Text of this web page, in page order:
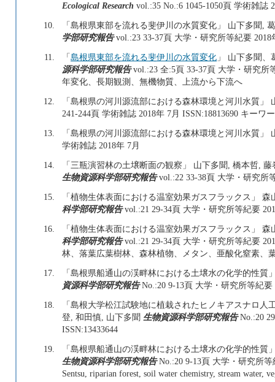
Ecological Research vol.:35 No.:6 1045-1050頁 学術雑誌
10.
「島根県東部を流れる斐伊川の水質変化」 山下多聞,
学部研究報告vol.:23 33-37頁 大学・研究所等紀要 2018
11.
「島根県東部を流れる斐伊川の水質変化 」 山下多聞
源科学部研究報告vol.:23 全:5頁 33-37頁 大学・研究所
年変化、長期観測、無機物質、上流から下流へ
12.
「島根県の河川源流部における森林環境と河川水質」
241-244頁 学術雑誌 2018年 7月 ISSN:18813690 キー
13.
「島根県の河川源流部における森林環境と河川水質」
学術雑誌 2018年 7月
14.
「三瓶演習林の土壌断面の観察」 山下多聞, 橋本哲,
生物資源科学部研究報告vol.:22 33-38頁 大学・研究所
15.
「植物生体表面における温室効果ガスフラックス」
科学部研究報告vol.:21 29-34頁 大学・研究所等紀要
16.
「植物生体表面における温室効果ガスフラックス」
科学部研究報告vol.:21 29-34頁 大学・研究所等紀要
林、落葉広葉樹林、森林植物、メタン、亜酸化窒素、
17.
「島根県船通山の渓畔林における土壌水の化学的性
資源科学部研究報告No.:20 9-13頁 大学・研究所等紀要
18.
「島根大学松江試験地に植栽されたヒノキアスナロ
登, 和田慎, 山下多聞 生物資源科学部研究報告No.:20
ISSN:13433644
19.
「島根県船通山の渓畔林における土壌水の化学的性
生物資源科学部研究報告No.:20 9-13頁 大学・研究所等
Sentsu, riparian forest, soil water chemistry, stream water,